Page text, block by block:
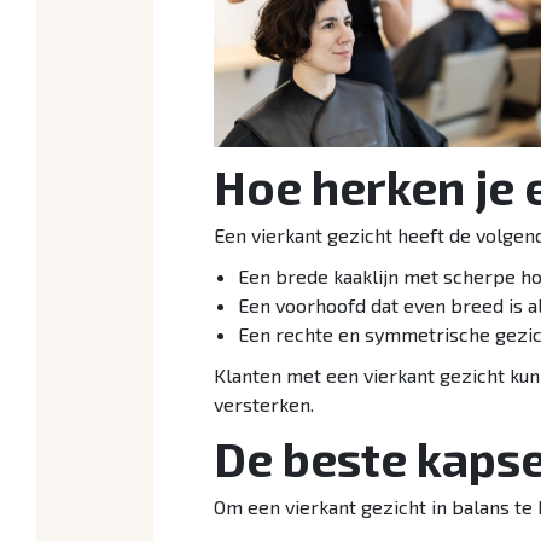
Hoe herken je
Een vierkant gezicht heeft de
Een brede kaaklijn met scherpe
Een voorhoofd dat even breed is
Een rechte en symmetrische
Klanten met een vierkant gezicht
versterken.
De beste
Om een vierkant gezicht in balans